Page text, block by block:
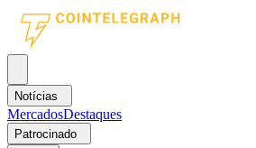
Notícias
MercadosDestaques
Patrocinado